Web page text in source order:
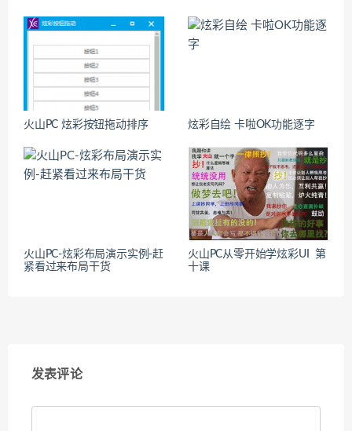
火山PC 炫彩按钮拖动排序 炫彩自绘 卡啦OK功能逐字
火山PC-炫彩布局演示实例-赶
紧看过来布局干货
火山PC从零开始学炫彩UI 第
十课
发表评论